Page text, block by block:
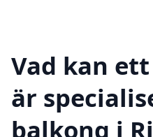
Vad kan
är
balkong i